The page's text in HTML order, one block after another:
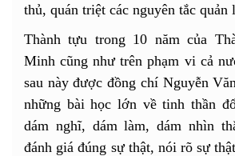
thủ, quán triệt các nguyên tắc quản
Thành tựu trong 10 năm của
Minh cũng như trên phạm vi cả
sau này được đồng chí Nguyễn
những bài học lớn về tinh thần
dám nghĩ, dám làm, dám nhìn
đánh giá đúng sự thật, nói rõ sự